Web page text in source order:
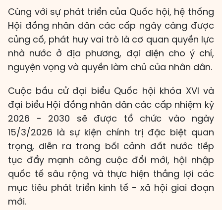
Cùng với sự phát triển của Quốc hội, hệ thống
Hội đồng nhân dân các cấp ngày càng được
củng cố, phát huy vai trò là cơ quan quyền lực
nhà nước ở địa phương, đại diện cho ý chí,
nguyện vọng và quyền làm chủ của nhân dân.
Cuộc bầu cử đại biểu Quốc hội khóa XVI và
đại biểu Hội đồng nhân dân các cấp nhiệm kỳ
2026 - 2030 sẽ được tổ chức vào ngày
15/3/2026 là sự kiện chính trị đặc biệt quan
trọng, diễn ra trong bối cảnh đất nước tiếp
tục đẩy mạnh công cuộc đổi mới, hội nhập
quốc tế sâu rộng và thực hiện thắng lợi các
mục tiêu phát triển kinh tế - xã hội giai đoạn
mới.